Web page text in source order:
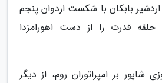
بابکان با شکست اردوان پنجم
قدرت را از دست اهورامزدا
شاپور بر امپراتوران روم، از دیگر